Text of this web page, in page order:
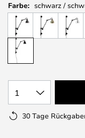
Farbe: schwarz /
1
30 Tage